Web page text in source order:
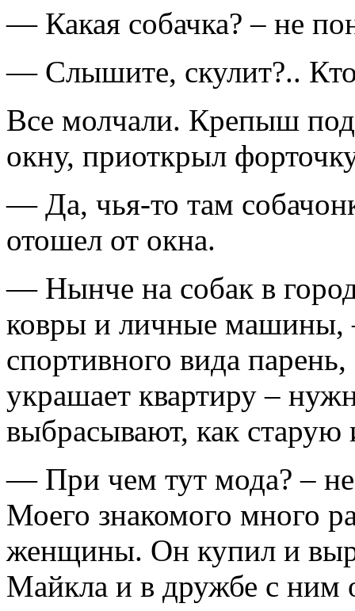
— Какая собачка? – не
— Слышите, скулит?.. Кто
Все молчали. Крепыш
окну, приоткрыл
— Да, чья-то там
отошел от окна.
— Нынче на собак в
ковры и личные машины,
спортивного вида
украшает квартиру –
выбрасывают, как старую
— При чем тут мода? – не
Моего знакомого много
женщины. Он купил и
Майкла и в дружбе с ним